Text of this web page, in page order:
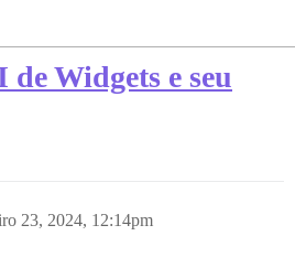
Widgets e seu
23, 2024, 12:14pm